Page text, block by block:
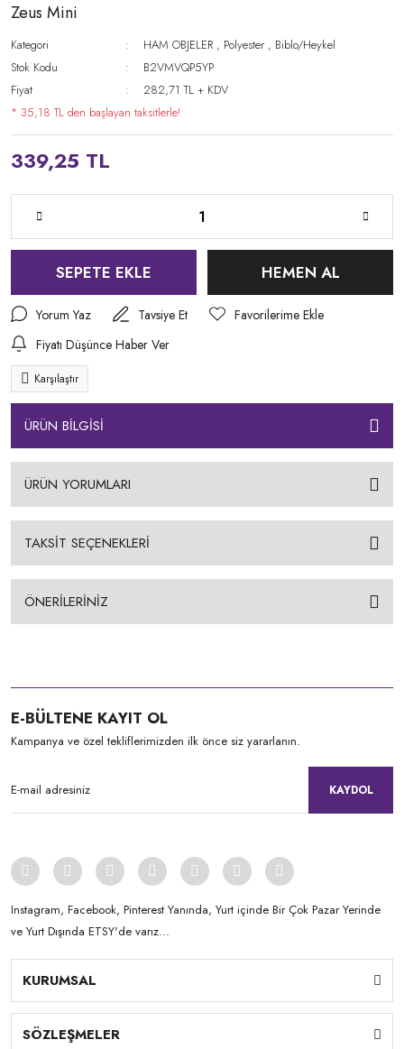
Zeus Mini
Kategori HAM OBJELER , Polyester , Biblo/Heykel
Stok Kodu
B2VMVQP5YP
Fiyat
282,71 TL + KDV
* 35,18 TL den başlayan taksitlerle!
339,25 TL
SEPETE EKLE HEMEN AL
Yorum Yaz
Tavsiye Et
Fiyatı Düşünce Haber Ver
Karşılaştır
ÜRÜN BİLGİSİ
ÜRÜN YORUMLARI
TAKSİT SEÇENEKLERİ
ÖNERİLERİNİZ
E-BÜLTENE KAYIT OL
Kampanya ve özel tekliflerimizden ilk önce siz yararlanın.
KAYDOL
Instagram, Facebook, Pinterest Yanında, Yurt içinde Bir Çok Pazar Yerinde
ve Yurt Dışında ETSY'de varız...
KURUMSAL
SÖZLEŞMELER